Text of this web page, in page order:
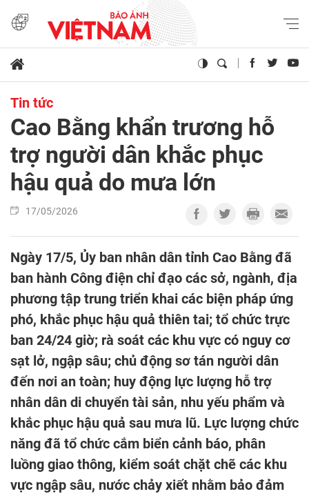
Tin tức
Cao Bằng khẩn trương hỗ
trợ người dân khắc phục
hậu quả do mưa lớn
17/05/2026
Ngày 17/5, Ủy ban nhân dân tỉnh Cao Bằng đã
ban hành Công điện chỉ đạo các sở, ngành, địa
phương tập trung triển khai các biện pháp ứng
phó, khắc phục hậu quả thiên tai; tổ chức trực
ban 24/24 giờ; rà soát các khu vực có nguy cơ
sạt lở, ngập sâu; chủ động sơ tán người dân
đến nơi an toàn; huy động lực lượng hỗ trợ
nhân dân di chuyển tài sản, nhu yếu phẩm và
khắc phục hậu quả sau mưa lũ. Lực lượng chức
năng đã tổ chức cắm biển cảnh báo, phân
luồng giao thông, kiểm soát chặt chẽ các khu
vực ngập sâu, nước chảy xiết nhằm bảo đảm